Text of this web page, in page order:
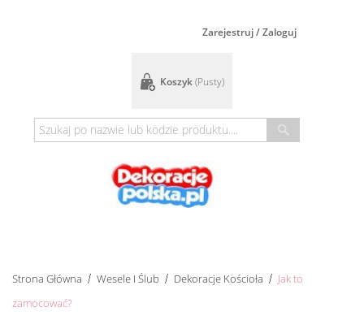
Zarejestruj / Zaloguj
Koszyk(pusty)
Strona Główna Wesele I Ślub Dekoracje Kościoła
Jak to
zamocować?